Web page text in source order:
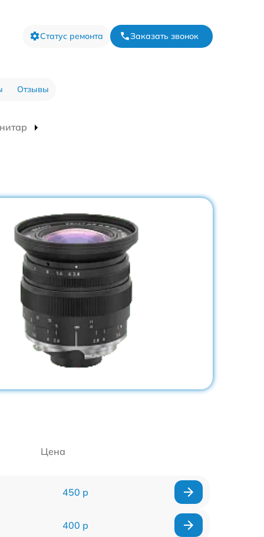
Статус ремонта Заказать звонок
Отзывы
Цена
450 р
400 р